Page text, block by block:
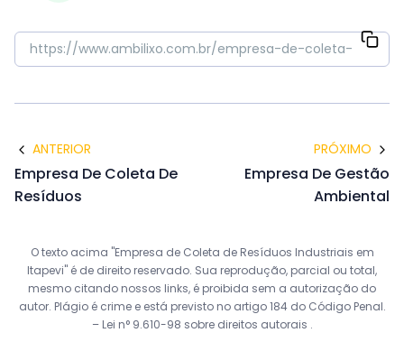
ANTERIOR
Empresa De Coleta De
Resíduos
PRÓXIMO
Empresa De Gestão
Ambiental
O texto acima "Empresa de Coleta de Resíduos Industriais em
Itapevi" é de direito reservado. Sua reprodução, parcial ou total,
mesmo citando nossos links, é proibida sem a autorização do
autor. Plágio é crime e está previsto no artigo 184 do Código Penal.
– Lei n° 9.610-98 sobre direitos autorais .